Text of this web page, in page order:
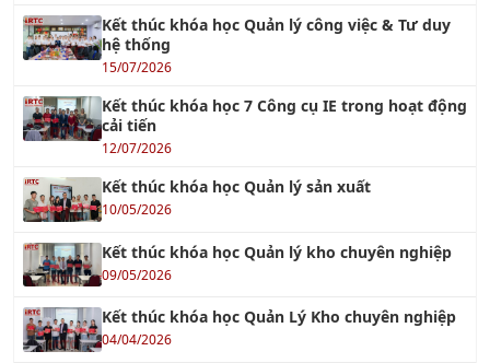
Kết thúc khóa học Quản lý công việc & Tư duy
hệ thống
15/07/2026
Kết thúc khóa học 7 Công cụ IE trong hoạt động
cải tiến
12/07/2026
Kết thúc khóa học Quản lý sản xuất
10/05/2026
Kết thúc khóa học Quản lý kho chuyên nghiệp
09/05/2026
Kết thúc khóa học Quản Lý Kho chuyên nghiệp
04/04/2026